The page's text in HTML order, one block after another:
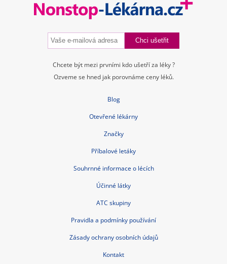
Chcete být mezi prvními kdo ušetří za léky ?
Ozveme se hned jak porovnáme ceny léků.
Blog
Otevřené lékárny
Značky
Příbalové letáky
Souhrnné informace o lécích
Účinné látky
ATC skupiny
Pravidla a podmínky používání
Zásady ochrany osobních údajů
Kontakt